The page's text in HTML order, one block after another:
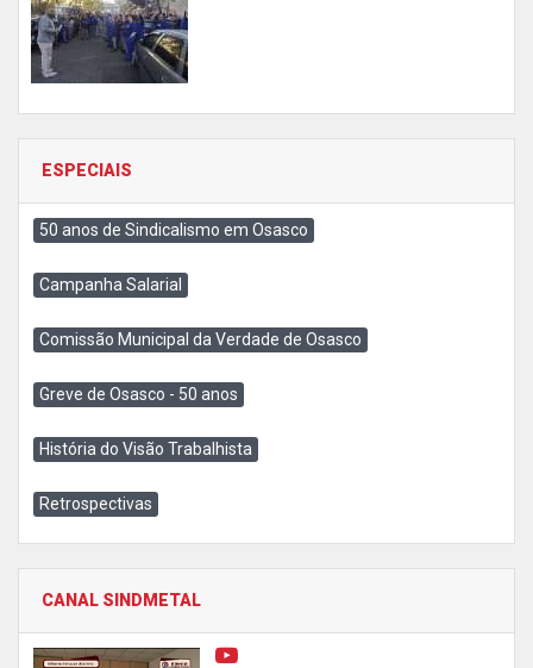
ESPECIAIS
50 anos de Sindicalismo em Osasco
Campanha Salarial
Comissão Municipal da Verdade de Osasco
Greve de Osasco - 50 anos
História do Visão Trabalhista
Retrospectivas
CANAL SINDMETAL